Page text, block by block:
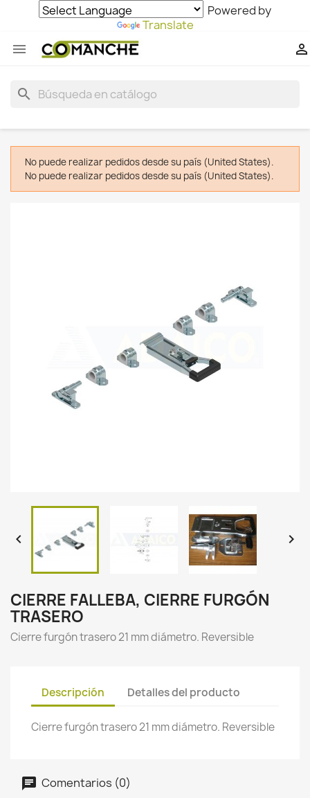
Powered by
Translate
 
search
No puede realizar pedidos desde su país (United States).
No puede realizar pedidos desde su país (United States).
 
CIERRE FALLEBA, CIERRE FURGÓN
TRASERO
Cierre furgón trasero 21 mm diámetro. Reversible
Descripción Detalles del producto
Cierre furgón trasero 21 mm diámetro. Reversible
Comentarios (0)